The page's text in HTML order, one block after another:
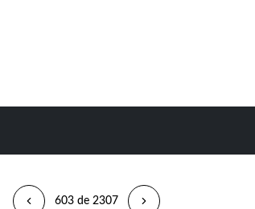
603 de 2307